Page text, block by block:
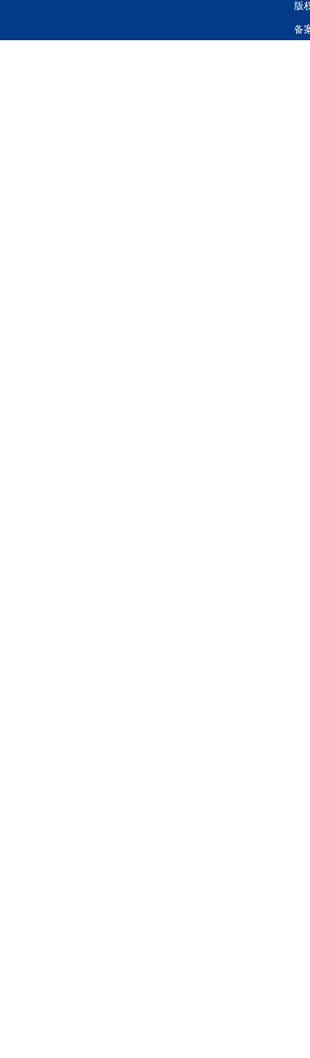
版
备